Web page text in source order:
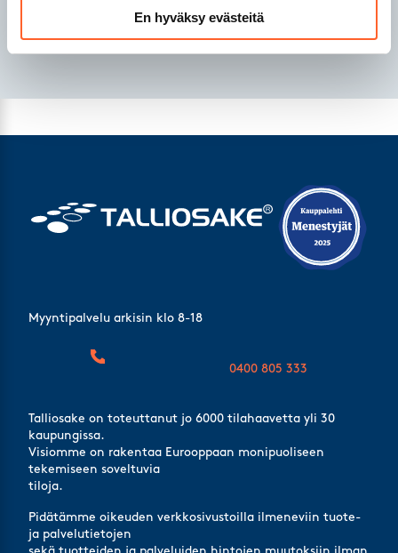
En hyväksy evästeitä
Myyntipalvelu arkisin klo 8-18
0400 805 333
Talliosake on toteuttanut jo 6000 tilahaavetta yli 30
kaupungissa.
Visiomme on rakentaa Eurooppaan monipuoliseen
tekemiseen soveltuvia
tiloja.
Pidätämme oikeuden verkkosivustoilla ilmeneviin tuote-
ja palvelutietojen